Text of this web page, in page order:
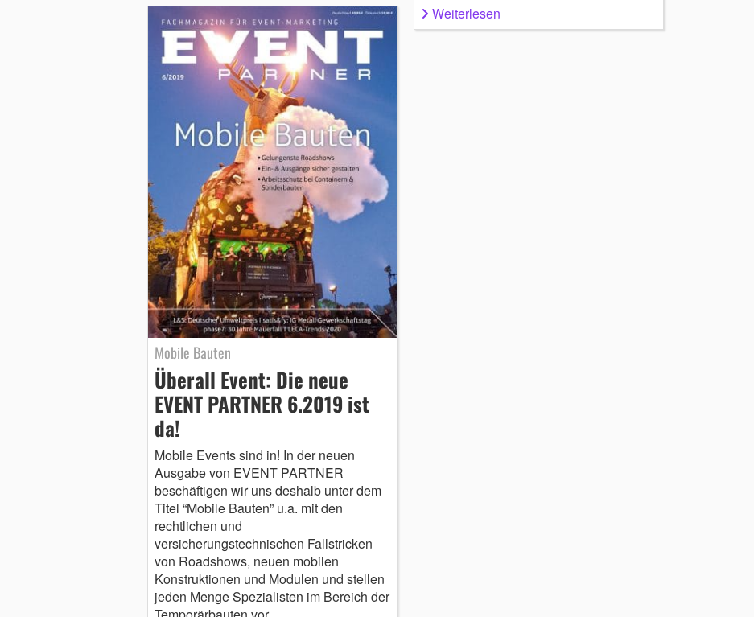
Mobile Bauten
Überall Event: Die neue
EVENT PARTNER 6.2019 ist
da!
Mobile Events sind in! In der neuen
Ausgabe von EVENT PARTNER
beschäftigen wir uns deshalb unter dem
Titel “Mobile Bauten” u.a. mit den
rechtlichen und
versicherungstechnischen Fallstricken
von Roadshows, neuen mobilen
Konstruktionen und Modulen und stellen
jeden Menge Spezialisten im Bereich der
Weiterlesen